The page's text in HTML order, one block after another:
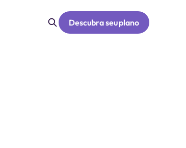
Descubra seu plano